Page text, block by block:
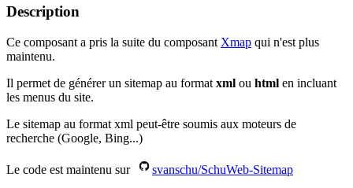
Description
Ce composant a pris la suite du composant Xmap qui n'est plus
maintenu.
Il permet de générer un sitemap au format xml ou html en incluant
les menus du site.
Le sitemap au format xml peut-être soumis aux moteurs de
recherche (Google, Bing...)
Le code est maintenu sur svanschu/SchuWeb-Sitemap